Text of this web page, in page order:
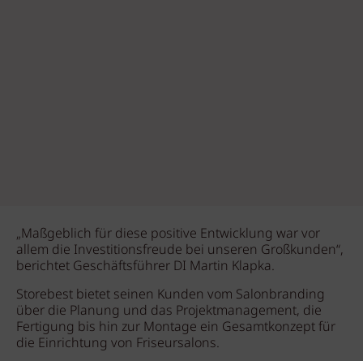
„Maßgeblich für diese positive Entwicklung war vor
allem die Investitionsfreude bei unseren Großkunden“,
berichtet Geschäftsführer DI Martin Klapka.
Storebest bietet seinen Kunden vom Salonbranding
über die Planung und das Projektmanagement, die
Fertigung bis hin zur Montage ein Gesamtkonzept für
die Einrichtung von Friseursalons.